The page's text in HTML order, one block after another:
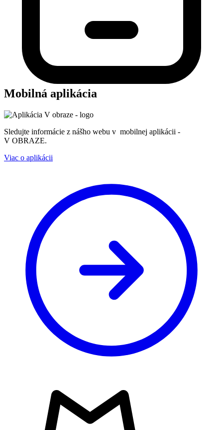
Mobilná aplikácia
Sledujte informácie z nášho webu v mobilnej aplikácii -
V OBRAZE.
Viac o aplikácii